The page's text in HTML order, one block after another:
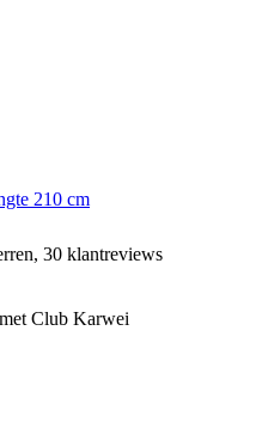
210 cm
30 klantreviews
Club Karwei